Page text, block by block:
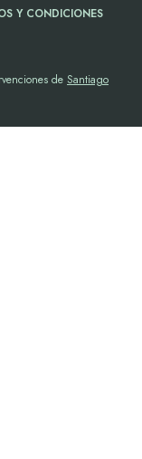
Y CONDICIONES
de Santiago